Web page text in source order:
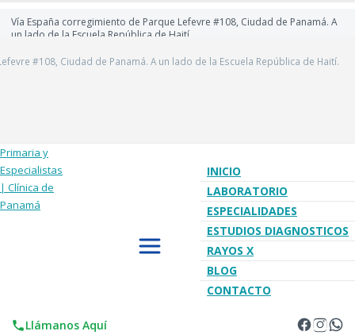
Vía España corregimiento de Parque Lefevre #108, Ciudad de Panamá. A
un lado de la Escuela República de Haití.
#108, Ciudad de Panamá. A un lado de la Escuela República de Haití.
INICIO
LABORATORIO
ESPECIALIDADES
ESTUDIOS DIAGNOSTICOS
RAYOS X
BLOG
CONTACTO
Llámanos Aquí